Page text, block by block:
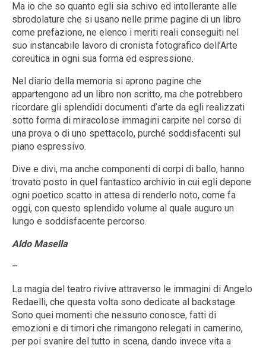
Ma io che so quanto egli sia schivo ed intollerante alle
sbrodolature che si usano nelle prime pagine di un libro
come prefazione, ne elenco i meriti reali conseguiti nel
suo instancabile lavoro di cronista fotografico dell’Arte
coreutica in ogni sua forma ed espressione.
Nel diario della memoria si aprono pagine che
appartengono ad un libro non scritto, ma che potrebbero
ricordare gli splendidi documenti d’arte da egli realizzati
sotto forma di miracolose immagini carpite nel corso di
una prova o di uno spettacolo, purché soddisfacenti sul
piano espressivo.
Dive e divi, ma anche componenti di corpi di ballo, hanno
trovato posto in quel fantastico archivio in cui egli depone
ogni poetico scatto in attesa di renderlo noto, come fa
oggi, con questo splendido volume al quale auguro un
lungo e soddisfacente percorso.
Aldo Masella
–
La magia del teatro rivive attraverso le immagini di Angelo
Redaelli, che questa volta sono dedicate al backstage.
Sono quei momenti che nessuno conosce, fatti di
emozioni e di timori che rimangono relegati in camerino,
per poi svanire del tutto in scena, dando invece vita a